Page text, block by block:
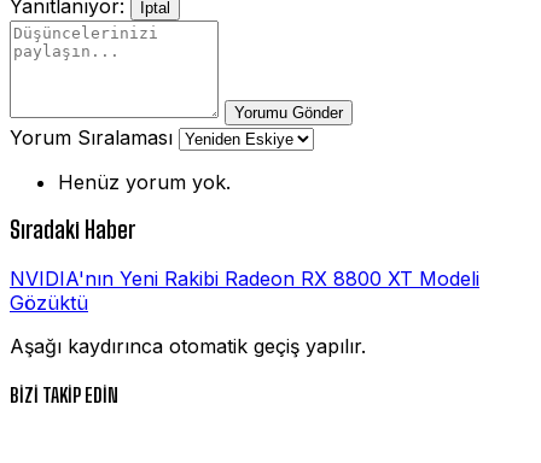
Yanıtlanıyor:
İptal
Yorumu Gönder
Yorum Sıralaması
Henüz yorum yok.
Sıradaki Haber
NVIDIA'nın Yeni Rakibi Radeon RX 8800 XT Modeli
Gözüktü
Aşağı kaydırınca otomatik geçiş yapılır.
BİZİ TAKİP EDİN